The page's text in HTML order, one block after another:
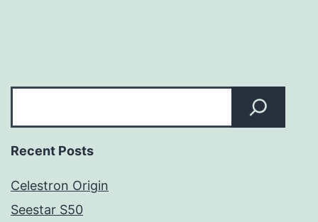
Recent Posts
Celestron Origin
Seestar S50